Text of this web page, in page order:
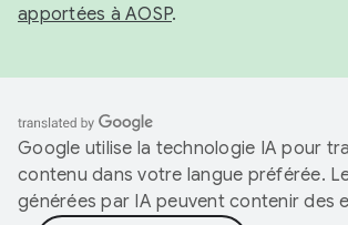
apportées à AOSP.
Google utilise la technologie IA pour
contenu dans votre langue préférée.
générées par IA peuvent contenir des